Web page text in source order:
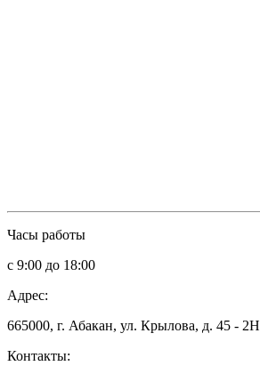
Часы работы
с 9:00 до 18:00
Адрес:
665000, г. Абакан, ул. Крылова, д. 45 - 2Н
Контакты: